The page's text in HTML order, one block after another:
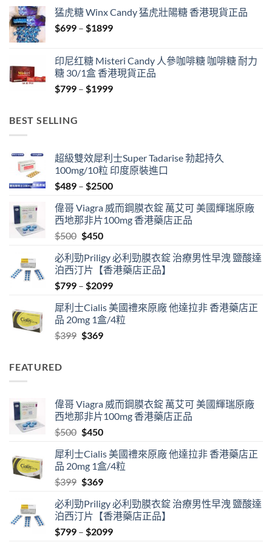
through
$1849
猛虎糖 Winx Candy 猛虎壯陽糖 香港現貨正品
$699 – $1899Price
through
$1899
印尼红糖 Misteri Candy 人參咖啡糖 咖啡糖 耐力
糖 30/1盒 香港現貨正品
$799 – $1999Price
BEST SELLING
超級雙效犀利士Super Tadarise 勃起持久
100mg/10粒 印度原裝進口
$489 – $2500Price
$489
through
偉哥 Viagra 威而鋼膜衣錠 萬艾可 美國輝瑞原廠
西地那非片100mg 香港藥店正品
$500 Original
was:
$500.
$450Current
is:
$450.
必利勁Priligy 必利勁膜衣錠 治療男性早洩 鹽酸達
泊西汀片【香港藥店正品】
$799 – $2099Price
$799
through
犀利士Cialis 美國禮來原廠 他達拉非 香港藥店正
品 20mg 1盒/4粒
$399 Original
$369Current
FEATURED
偉哥 Viagra 威而鋼膜衣錠 萬艾可 美國輝瑞原廠
西地那非片100mg 香港藥店正品
$500 Original
was:
$500.
$450Current
is:
$450.
犀利士Cialis 美國禮來原廠 他達拉非 香港藥店正
品 20mg 1盒/4粒
$399 Original
was:
$399.
$369Current
is:
$369.
必利勁Priligy 必利勁膜衣錠 治療男性早洩 鹽酸達
泊西汀片【香港藥店正品】
$799 – $2099Price